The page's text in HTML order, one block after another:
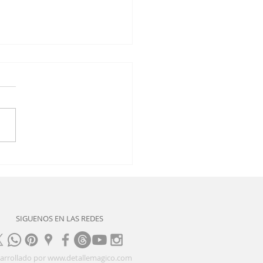
SIGUENOS EN LAS REDES
porwww.detallemagico.com